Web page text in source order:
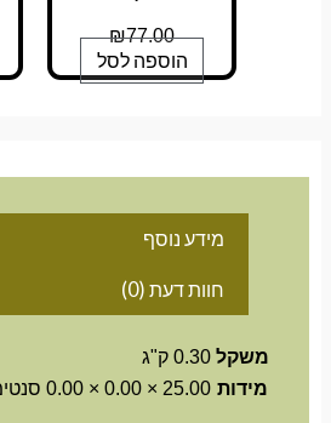
₪77.00
הוספה לסל
מידע נוסף
חוות דעת (0)
משקל 0.30 ק"ג
מידות 25.00 × 0.00 × 0.00 סנטימטרים